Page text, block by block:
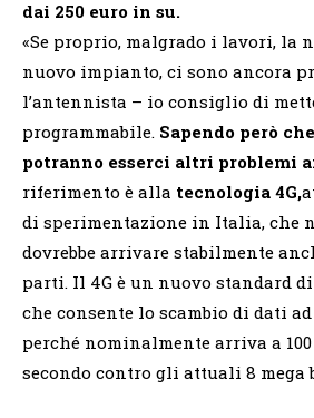
dai 250 euro in su.
«Se proprio, malgrado i lavori, la
nuovo impianto, ci sono ancora
l’antennista – io consiglio di
programmabile. Sapendo però
potranno esserci altri problemi
riferimento è alla tecnologia 4G,
di sperimentazione in Italia, che
dovrebbe arrivare stabilmente
parti. Il 4G è un nuovo standard
che consente lo scambio di dati
perché nominalmente arriva a 100
secondo contro gli attuali 8 mega